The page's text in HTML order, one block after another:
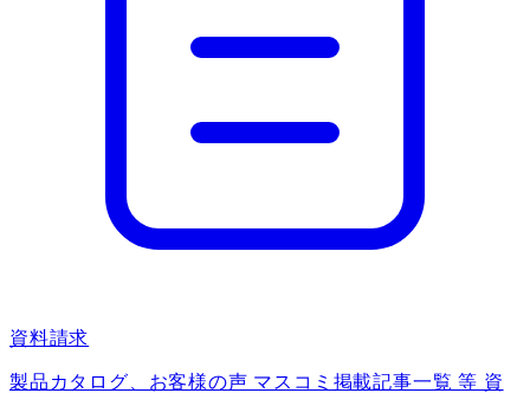
資料請求
製品カタログ、お客様の声 マスコミ掲載記事一覧 等 資